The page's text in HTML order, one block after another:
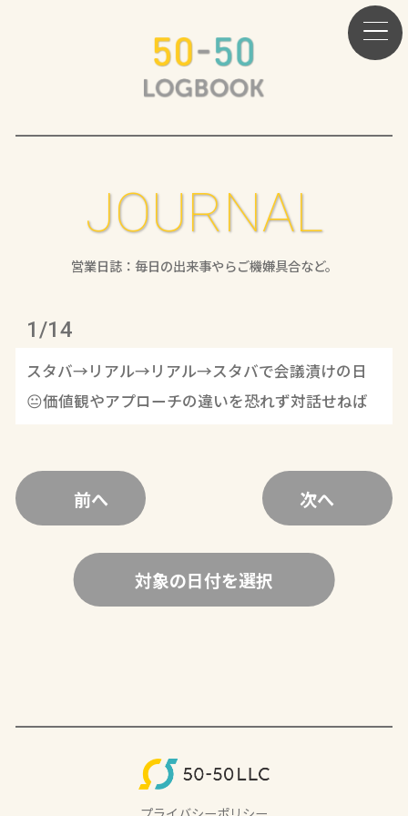
JOURNAL
営業日誌：毎日の出来事やらご機嫌具合など。
1/14
スタバ→リアル→リアル→スタバで会議漬けの日
😐価値観やアプローチの違いを恐れず対話せねば
前へ 次へ
対象の日付を選択